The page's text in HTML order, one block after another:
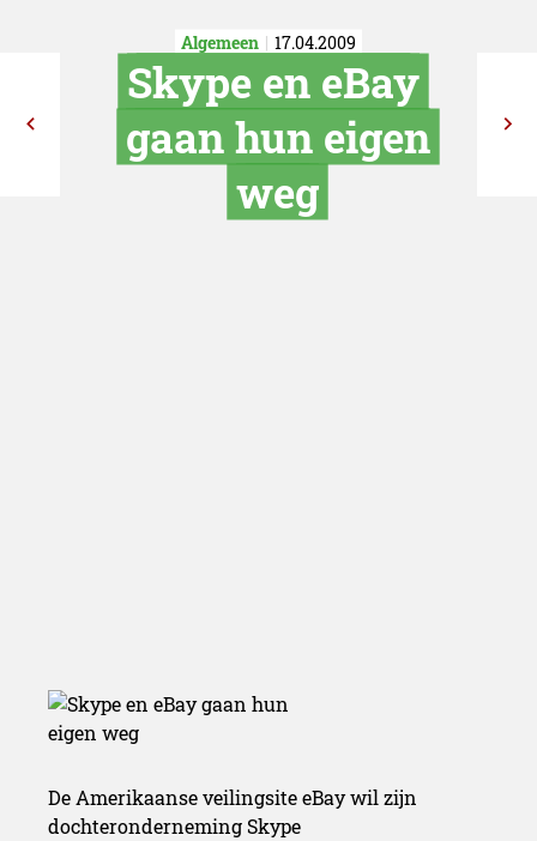
Algemeen 17.04.2009
De Amerikaanse veilingsite eBay wil zijn
dochteronderneming Skype